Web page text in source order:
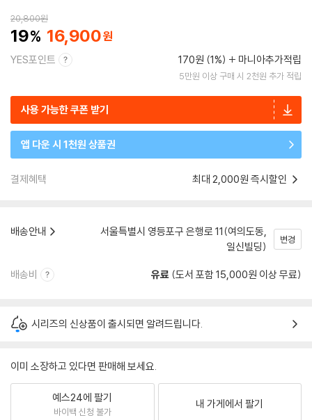
20,800원
19 16,900
YES포인트 170원 (1%) 마니아추가적립
5만원 이상 구매 시 2천원 추가 적립
사용 가능한 쿠폰 받기
앱 다운 시 1천원 상품권
결제혜택 최대 2,000원 즉시할인
배송안내
서울특별시 영등포구 은행로 11(여의도동,
일신빌딩)
변경
배송비 유료 (도서 포함 15,000원 이상 무료)
시리즈의 신상품이 출시되면 알려드립니다.
이미 소장하고 있다면 판매해 보세요.
예스24에 팔기
바이백 신청 불가
내 가게에서 팔기